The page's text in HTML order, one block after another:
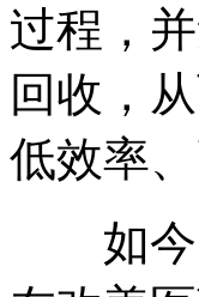
过程，
回收，
低效率
如今，